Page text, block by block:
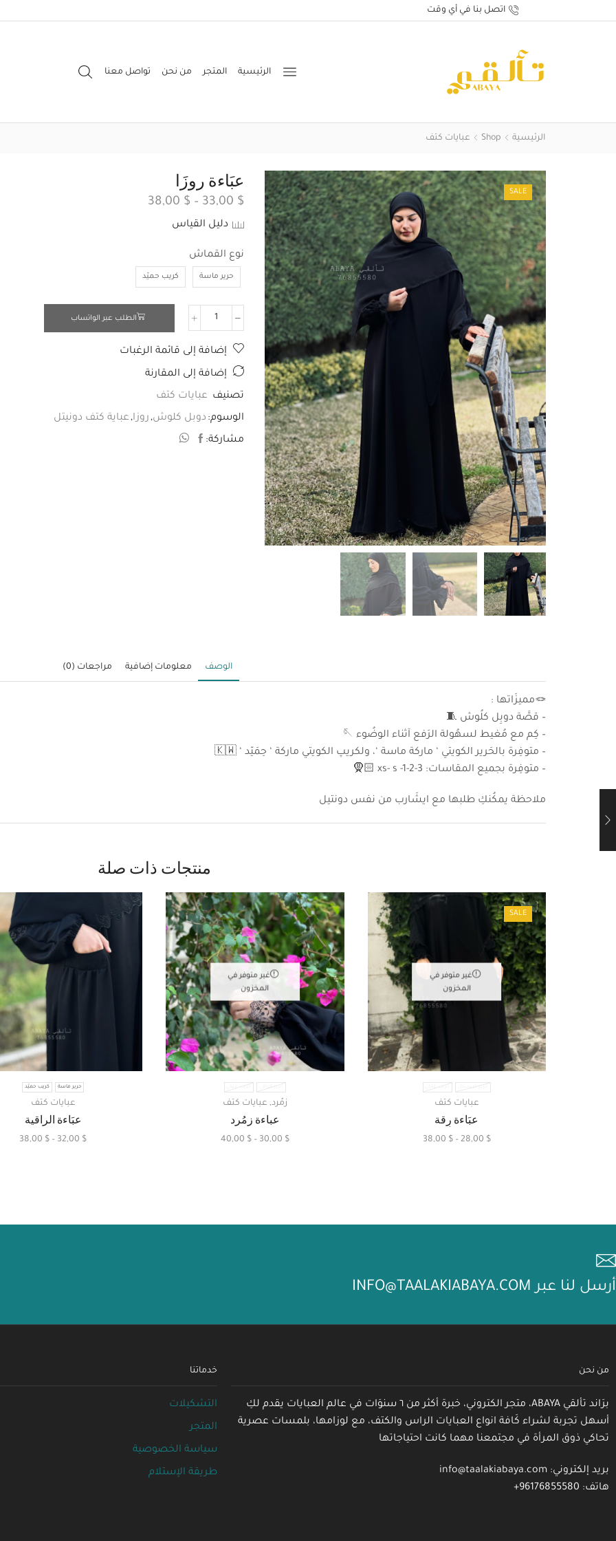
اتصل بنا في أي وقت
الرئيسية المتجر من نحن تواصل معنا
الرئيسية Shop عبايات كتف
SALE
عبَاءة روزَا
33,00 $
–
38,00 $
دليل القياس
نوع القماش
حرير ماسة كريب حميّد
الطلب عبر الواتساب
إضافة إلى قائمة الرغبات
إضافة إلى المقارنة
تصنيف عبايات كتف
الوسوم: دوبل كلوش, روزا, عباية كتف دونيتل
مشاركة:
الوصف معلومات إضافية مراجعات (0)
🪢مميزَاتها :
– قصَّة دوبِل كلُوش 🧵
– كِم مع مُغيط لسهُولة الرَفع آثناء الوضُوء 🪡
– متوفِرة بالحَرير الكويتي ‘ ماركة ماسة ‘، ولكريپ الكويتي ماركة ‘ حِمَيّد ‘ 🇰🇼
– متوفِرة بجميع المقاسات: xs- s -1-2-3 🧕🏻
ملاحظة يمكُنكِ طلبها مع ايشَارب من نفس دونتيل
منتجات ذات صلة
SALE
غير متوفر في
المخزون
حَرير كريستَال كريب مَلكي
عبايات كتف
عبَاءة رِقة
28,00 $
–
38,00 $
غير متوفر في
المخزون
حرير الراقي كريب مَلكي
زمُرد, عبايات كتف
عباءة زمُرد
30,00 $
–
40,00 $
حرير ماسة كريب حميّد
عبايات كتف
عبَاءة الراقية
32,00 $
–
38,00 $
أرسل لنا عبر INFO@TAALAKIABAYA.COM
من نحن
برَاند تألقي ABAYA، متجر الكتروني، خبرة أكثر من ٦ سنوَات في عالم العبايات يقدم لكِ
أسهل تجربة لشراء كَافة انواع العبايات الراس والكتف، مع لوزامها، بلمسات عصرية
تحاكي ذوق المرأة في مجتمعنا مهما كانت احتياجاتها
بريد إلكتروني: info@taalakiabaya.com
هاتف: 96176855580+
خدماتنا
التشكيلات
المتجر
سياسة الخصوصية
طريقة الإستلام